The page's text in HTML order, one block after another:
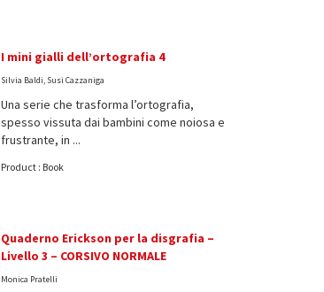
I mini gialli dell’ortografia 4
Silvia Baldi, Susi Cazzaniga
Una serie che trasforma l’ortografia,
spesso vissuta dai bambini come noiosa e
frustrante, in ...
Product : Book
Quaderno Erickson per la disgrafia –
Livello 3 – CORSIVO NORMALE
Monica Pratelli